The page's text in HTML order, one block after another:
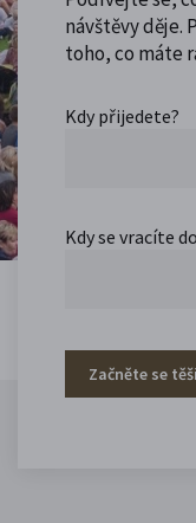
návštěvy děje.
toho, co máte
Kdy přijedete?
Kdy se vracíte
Začněte se